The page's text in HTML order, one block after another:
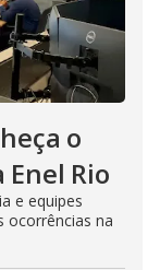
o
Rio
e equipes
ocorrências na